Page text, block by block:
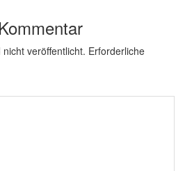
veröffentlicht. Erforderliche